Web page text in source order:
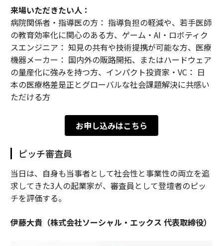
来場いただきたい人：
病院関係者・指導医の方： 指導負担の軽減や、若手医師
の教育効率化に関心のある方、ゲーム・AI・ロボティク
スエンジニア： 知見の共有や技術提携が可能な方、医療
機器メーカー： 国内外の販路開拓、またはハードウェア
の量産化に強みを持つ方、インパクト投資家・VC： 日
本の医療格差是正とグローバルな社会課題解決に共感い
ただける方
お申し込みはこちら
ピッチ審査員
当日は、自身も当事者として社会性と事業性の両立を追
求してきた3人の起業家が、審査員として登壇者のピッ
チを評価する。
伊藤大貴（株式会社ソーシャル・エックス 代表取締役）